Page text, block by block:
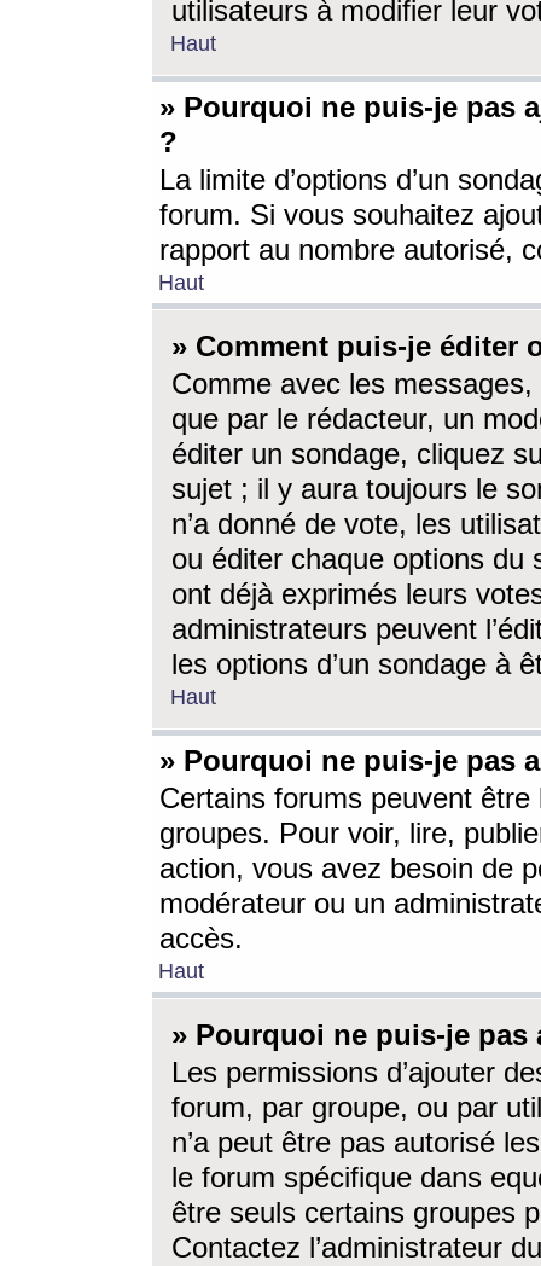
utilisateurs à modifier leur
Haut
» Pourquoi ne puis-je pas
?
La limite d’options d’un
forum. Si vous souhaitez
rapport au nombre autorisé,
Haut
» Comment puis-je éditer
Comme avec les
que par le rédacteur, un
éditer un sondage, cliquez
sujet ; il y aura toujours le
n’a donné de vote, les
ou éditer chaque options du
ont déjà exprimés leurs
administrateurs peuvent
les options d’un sondage à
Haut
» Pourquoi ne puis-je pas
Certains forums peuvent être
groupes. Pour voir, lire,
action, vous avez besoin de
modérateur ou un
accès.
Haut
» Pourquoi ne puis-je
Les permissions d’ajouter
forum, par groupe, ou par
n’a peut être pas autorisé
le forum spécifique dans
être seuls certains groupes
Contactez l’administrateur